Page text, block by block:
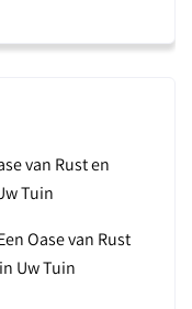
van Rust en
Tuin
Oase van Rust
Uw Tuin